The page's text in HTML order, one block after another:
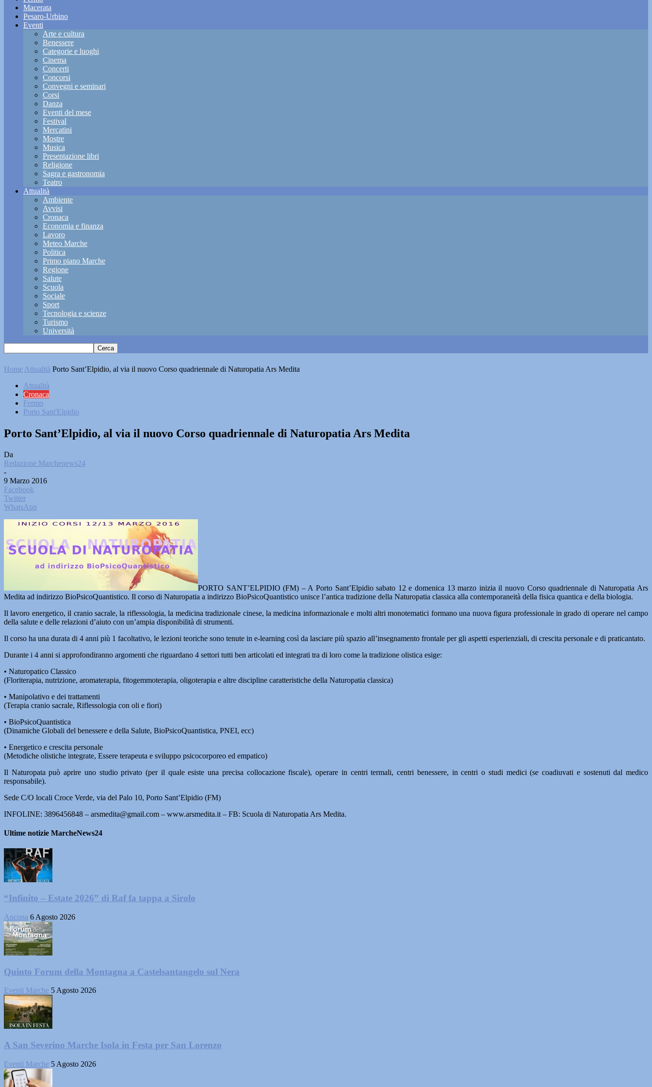
Macerata
Pesaro-Urbino
Eventi
Arte e cultura
Benessere
Categorie e luoghi
Cinema
Concerti
Concorsi
Convegni e seminari
Corsi
Danza
Eventi del mese
Festival
Mercatini
Mostre
Musica
Presentazione libri
Religione
Sagra e gastronomia
Teatro
Attualità
Ambiente
Avvisi
Cronaca
Economia e finanza
Lavoro
Meteo Marche
Politica
Primo piano Marche
Regione
Salute
Scuola
Sociale
Sport
Tecnologia e scienze
Turismo
Università
Home Attualità Porto Sant’Elpidio, al via il nuovo Corso quadriennale di Naturopatia Ars Medita
Attualità
Cronaca
Fermo
Porto Sant'Elpidio
Porto Sant’Elpidio, al via il nuovo Corso quadriennale di Naturopatia Ars Medita
Da
Redazione Marchenews24
-
9 Marzo 2016
Facebook
Twitter
WhatsApp
PORTO SANT’ELPIDIO (FM) – A Porto Sant’Elpidio sabato 12 e domenica 13 marzo inizia il nuovo Corso quadriennale di Naturopatia Ars
Medita ad indirizzo BioPsicoQuantistico. Il corso di Naturopatia a indirizzo BioPsicoQuantistico unisce l’antica tradizione della Naturopatia classica alla contemporaneità della fisica quantica e della biologia.
Il lavoro energetico, il cranio sacrale, la riflessologia, la medicina tradizionale cinese, la medicina informazionale e molti altri monotematici formano una nuova figura professionale in grado di operare nel campo
della salute e delle relazioni d’aiuto con un’ampia disponibilità di strumenti.
Il corso ha una durata di 4 anni più 1 facoltativo, le lezioni teoriche sono tenute in e-learning così da lasciare più spazio all’insegnamento frontale per gli aspetti esperienziali, di crescita personale e di praticantato.
Durante i 4 anni si approfondiranno argomenti che riguardano 4 settori tutti ben articolati ed integrati tra di loro come la tradizione olistica esige:
• Naturopatico Classico
(Floriterapia, nutrizione, aromaterapia, fitogemmoterapia, oligoterapia e altre discipline caratteristiche della Naturopatia classica)
• Manipolativo e dei trattamenti
(Terapia cranio sacrale, Riflessologia con oli e fiori)
• BioPsicoQuantistica
(Dinamiche Globali del benessere e della Salute, BioPsicoQuantistica, PNEI, ecc)
• Energetico e crescita personale
(Metodiche olistiche integrate, Essere terapeuta e sviluppo psicocorporeo ed empatico)
Il Naturopata può aprire uno studio privato (per il quale esiste una precisa collocazione fiscale), operare in centri termali, centri benessere, in centri o studi medici (se coadiuvati e sostenuti dal medico
responsabile).
Sede C/O locali Croce Verde, via del Palo 10, Porto Sant’Elpidio (FM)
INFOLINE: 3896456848 – arsmedita@gmail.com – www.arsmedita.it – FB: Scuola di Naturopatia Ars Medita.
Ultime notizie MarcheNews24
“Infinito – Estate 2026” di Raf fa tappa a Sirolo
Ancona 6 Agosto 2026
Quinto Forum della Montagna a Castelsantangelo sul Nera
Eventi Marche 5 Agosto 2026
A San Severino Marche Isola in Festa per San Lorenzo
Eventi Marche 5 Agosto 2026